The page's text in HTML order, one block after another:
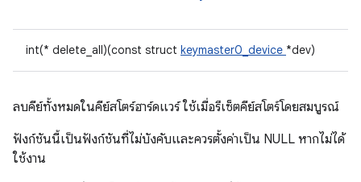
int(* delete_all)(const struct keymaster0_device *dev)
ลบคีย์ทั้งหมดในคีย์สโตร์ฮาร์ดแวร์ ใช้เมื่อรีเซ็ตคีย์สโตร์โดยสมบูรณ์
ฟังก์ชันนี้เป็นฟังก์ชันที่ไม่บังคับและควรตั้งค่าเป็น NULL หากไม่ได้
ใช้งาน